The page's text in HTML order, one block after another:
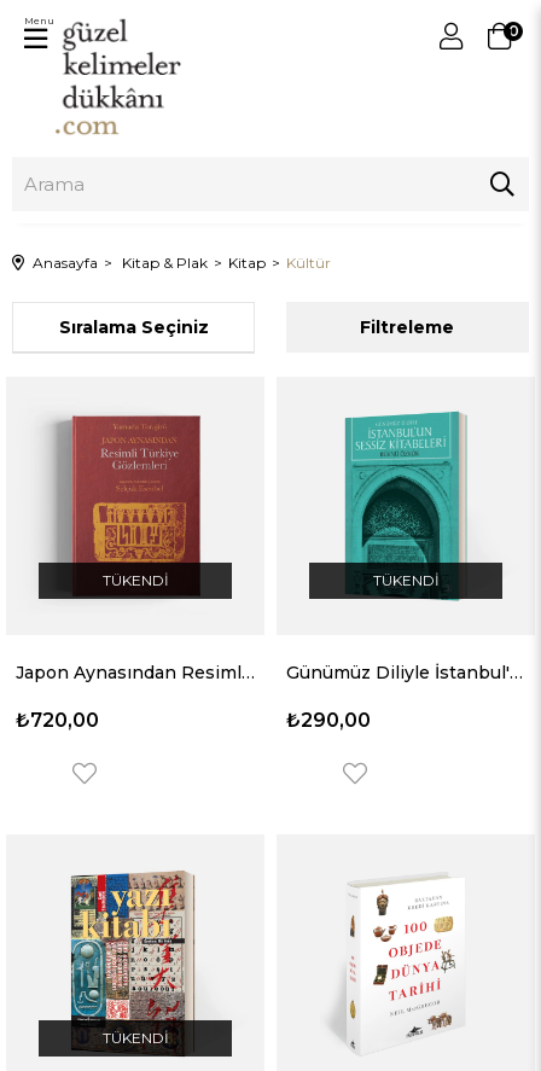
0
Menu
Anasayfa Kitap & Plak Kitap Kültür
Filtreleme
Sıralama
TÜKENDI
Japon Aynasından Resimli Türkiye Gözlemleri
₺720,00
TÜKENDI
Günümüz Diliyle İstanbul'un Sessiz Kitabeleri
₺290,00
TÜKENDI